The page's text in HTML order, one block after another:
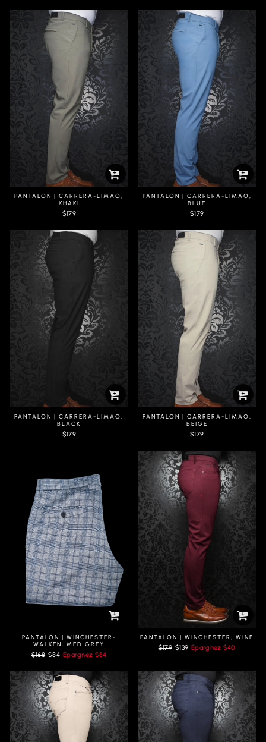
PANTALON | CARRERA-LIMAO,
KHAKI
$179
PANTALON | CARRERA-LIMAO,
BLUE
$179
PANTALON | CARRERA-LIMAO,
BLACK
$179
PANTALON | CARRERA-LIMAO,
BEIGE
$179
PANTALON | WINCHESTER-
WALKEN, MED GREY
Prix
$168 Prix
$84 Épargnez $84
PANTALON | WINCHESTER, WINE
Prix
$179 Prix
$139 Épargnez $40